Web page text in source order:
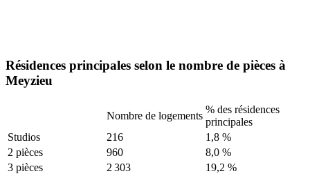
Résidences principales selon le nombre de pièces à
Meyzieu
Nombre de logements
% des résidences
principales
Studios
216
1,8 %
2 pièces
960
8,0 %
3 pièces
2 303
19,2 %